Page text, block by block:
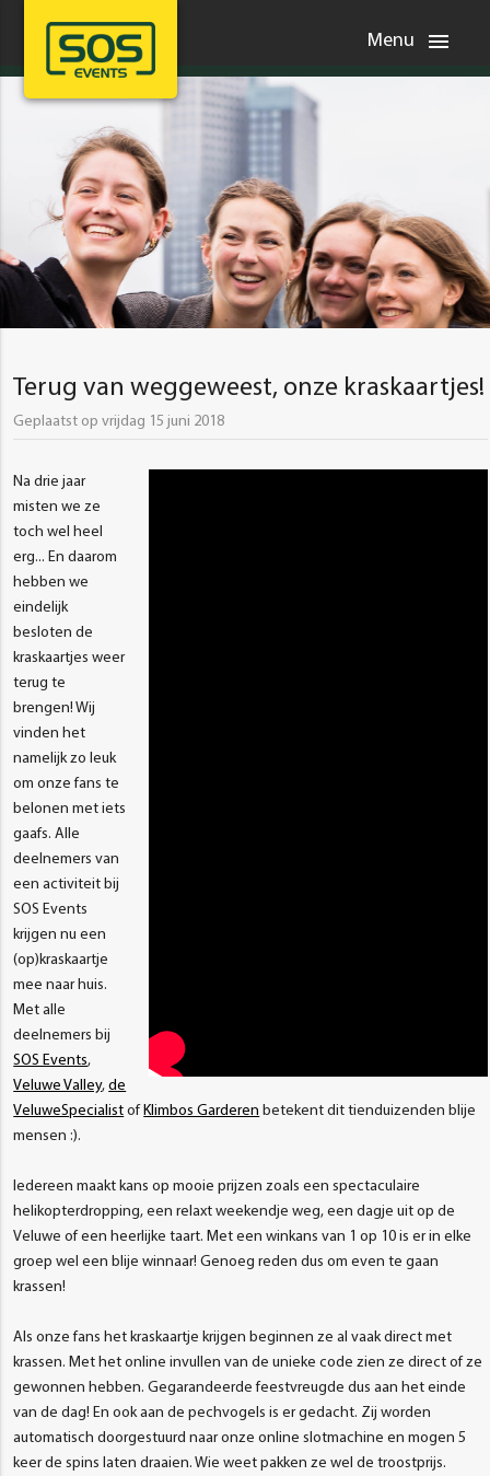
Menu menu
Terug van weggeweest, onze kraskaartjes!
Geplaatst op vrijdag 15 juni 2018
Na drie jaar
misten we ze
toch wel heel
erg... En daarom
hebben we
eindelijk
besloten de
kraskaartjes weer
terug te
brengen! Wij
vinden het
namelijk zo leuk
om onze fans te
belonen met iets
gaafs. Alle
deelnemers van
een activiteit bij
SOS Events
krijgen nu een
(op)kraskaartje
mee naar huis.
Met alle
deelnemers bij
SOS Events,
Veluwe Valley,de
VeluweSpecialist ofKlimbos Garderen betekent dit tienduizenden blije
mensen :).
Iedereen maakt kans op mooie prijzen zoals een spectaculaire
helikopterdropping, een relaxt weekendje weg, een dagje uit op de
Veluwe of een heerlijke taart. Met een winkans van 1 op 10 is er in elke
groep wel een blije winnaar! Genoeg reden dus om even te gaan
krassen!
Als onze fans het kraskaartje krijgen beginnen ze al vaak direct met
krassen. Met het online invullen van de unieke code zien ze direct of ze
gewonnen hebben. Gegarandeerde feestvreugde dus aan het einde
van de dag! En ook aan de pechvogels is er gedacht. Zij worden
automatisch doorgestuurd naar onze online slotmachine en mogen 5
keer de spins laten draaien. Wie weet pakken ze wel de troostprijs.